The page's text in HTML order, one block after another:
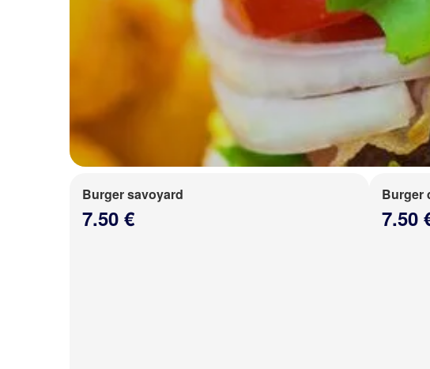
Burger savoyard
7.50 €
Burger
7.50